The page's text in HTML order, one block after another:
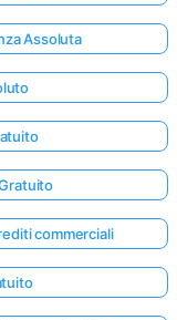
Assoluta
commerciali